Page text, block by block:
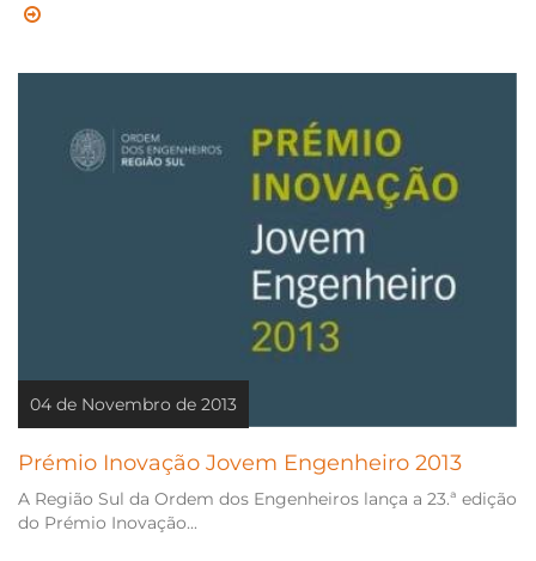
04 de Novembro de 2013
Prémio Inovação Jovem Engenheiro 2013
A Região Sul da Ordem dos Engenheiros lança a 23.ª edição
do Prémio Inovação...